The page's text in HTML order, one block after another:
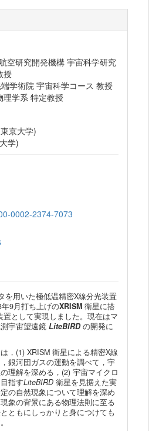
空研究開発機構 宇宙科学研究
授
学術院 宇宙科学コース 教授
理学系 特定教授
京大学)
学)
0002-2374-7073
を用いた極低温精密X線分光装置
9月打ち上げのXRISM 衛星に搭
置として実現しました。現在はマ
宇宙望遠鏡 LiteBIRDの開発に
，(1) XRISM 衛星による精密X線
銀河団ガスの運動を調べて，宇
理解を深める，(2) 宇宙マイクロ
指すLiteBIRD 衛星を見据えた実
の自然現象について理解を深め
象の背景にある物理法則に至る
ともにしっかりと身につけても